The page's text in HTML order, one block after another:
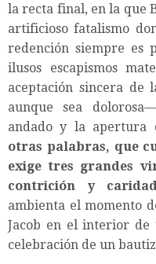
la recta final, en la que
artificioso fatalismo
redención siempre es
ilusos escapismos
aceptación sincera
aunque sea
andado y la apertura
otras palabras, que
exige tres grandes
contrición y
ambienta el momento
Jacob en el interior de
celebración de un